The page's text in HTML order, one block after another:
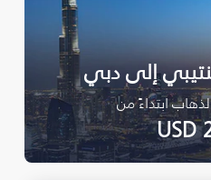
إلى دبي
ابتداءً من